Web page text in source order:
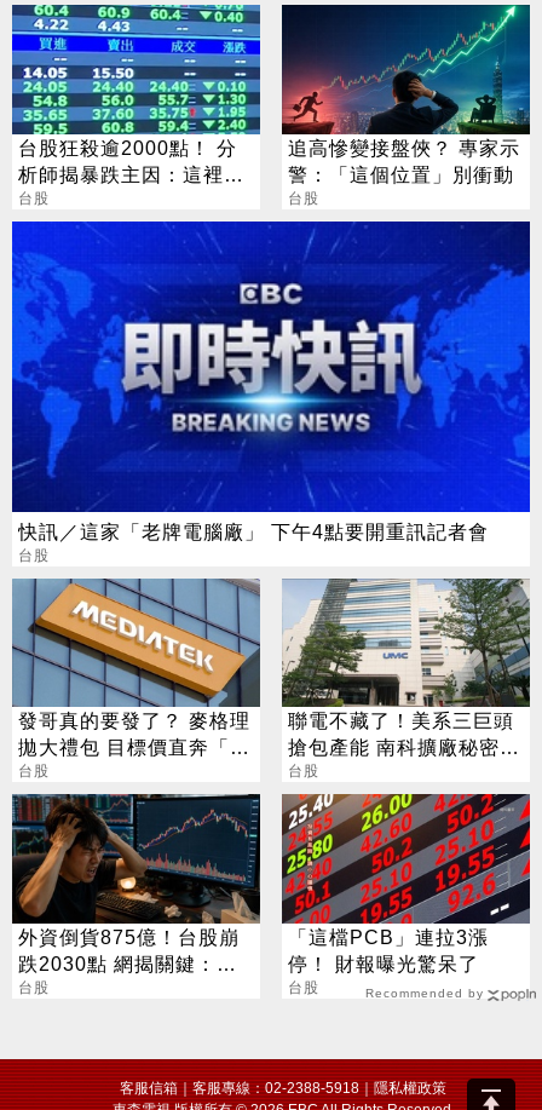
台股狂殺逾2000點！ 分
析師揭暴跌主因：這裡才
是真正買點
台股
追高慘變接盤俠？ 專家示
警：「這個位置」別衝動
台股
快訊／這家「老牌電腦廠」 下午4點要開重訊記者會
台股
發哥真的要發了？ 麥格理
拋大禮包 目標價直奔「1
萬塊」
台股
聯電不藏了！美系三巨頭
搶包產能 南科擴廠秘密曝
光
台股
外資倒貨875億！台股崩
跌2030點 網揭關鍵：沒
人接
台股
「這檔PCB」連拉3漲
停！ 財報曝光驚呆了
台股 Recommended by
客服信箱｜客服專線：02-2388-5918｜隱私權政策